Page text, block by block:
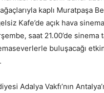
kaplı Muratpaşa
Kafe’de açık hava
saat 21.00’de sinema
buluşacağı
Adalya Vakfı’nın